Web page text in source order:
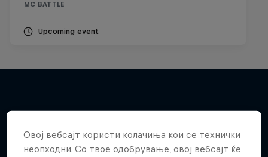
MC BATTLE
Upcoming event
Овој вебсајт користи колачиња кои се технички
неопходни. Со твое одобрување, овој вебсајт ќе